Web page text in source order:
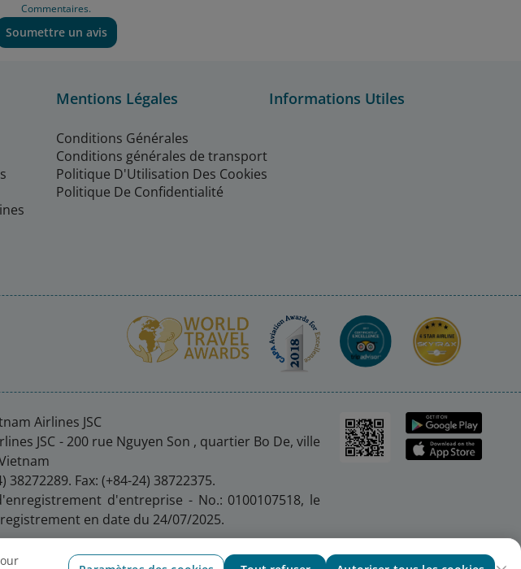
Commentaires.
Soumettre un avis
Mentions Légales
Conditions Générales
Conditions générales de transport
Politique D'Utilisation Des Cookies
Politique De Confidentialité
Informations Utiles
Airlines JSC
JSC - 200 rue Nguyen Son , quartier Bo De, ville
38272289. Fax: (+84-24) 38722375.
d'entreprise - No.: 0100107518, le
en date du 24/07/2025.